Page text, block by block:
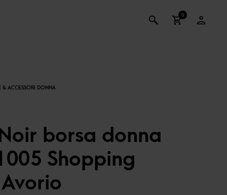
0
borsa donna
Shopping